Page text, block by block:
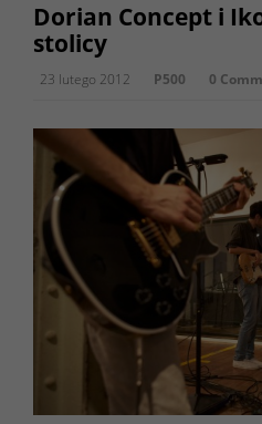
Dorian Concept i
stolicy
23 lutego 2012 P500 0